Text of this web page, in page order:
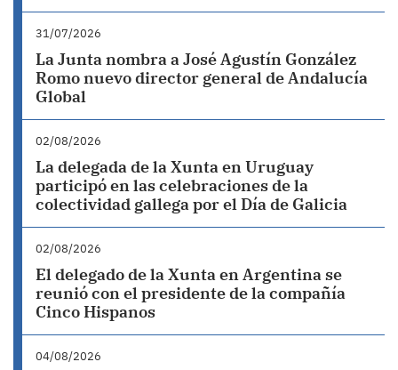
31/07/2026
La Junta nombra a José Agustín González
Romo nuevo director general de Andalucía
Global
02/08/2026
La delegada de la Xunta en Uruguay
participó en las celebraciones de la
colectividad gallega por el Día de Galicia
02/08/2026
El delegado de la Xunta en Argentina se
reunió con el presidente de la compañía
Cinco Hispanos
04/08/2026